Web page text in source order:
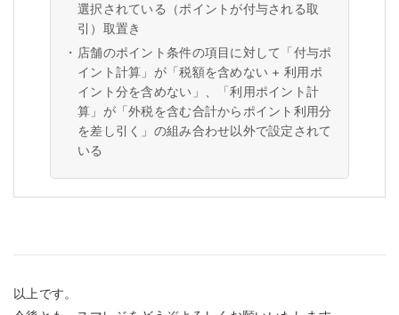
選択されている（ポイントが付与される取
引）取置き
・ 店舗のポイント条件の項目に対して「付与ポ
イント計算」が「税額を含めない + 利用ポ
イント分を含めない」、「利用ポイント計
算」が「外税を含む合計からポイント利用分
を差し引く」の組み合わせ以外で設定されて
いる
以上です。